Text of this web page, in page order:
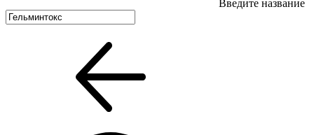
Введите название